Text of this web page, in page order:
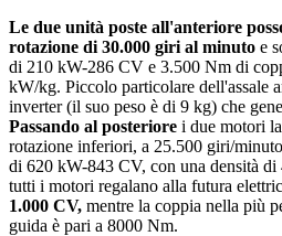
Le due unità poste all'anteriore
rotazione di 30.000 giri al minuto e
di 210 kW-286 CV e 3.500 Nm di
kW/kg. Piccolo particolare dell'assale
inverter (il suo peso è di 9 kg) che
Passando al posteriore i due motori
rotazione inferiori, a 25.500 giri/
di 620 kW-843 CV, con una densità
tutti i motori regalano alla futura
1.000 CV, mentre la coppia nella più
guida è pari a 8000 Nm.